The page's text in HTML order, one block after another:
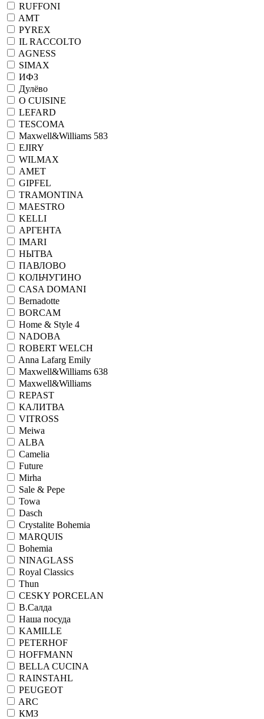
RUFFONI
AMT
PYREX
IL RACCOLTO
AGNESS
SIMAX
ИФЗ
Дулёво
O CUISINE
LEFARD
TESCOMA
Maxwell&Williams 583
EJIRY
WILMAX
АМЕТ
GIPFEL
TRAMONTINA
MAESTRO
KELLI
АРГЕНТА
IMARI
НЫТВА
ПАВЛОВО
КОЛЬЧУГИНО
CASA DOMANI
Bernadotte
BORCAM
Home & Style 4
NADOBA
ROBERT WELCH
Anna Lafarg Emily
Maxwell&Williams 638
Maxwell&Williams
REPAST
КАЛИТВА
VITROSS
Meiwa
ALBA
Camelia
Future
Mirha
Sale & Pepe
Towa
Dasch
Crystalite Bohemia
MARQUIS
Bohemia
NINAGLASS
Royal Classics
Thun
CESKY PORCELAN
В.Салда
Наша посуда
KAMILLE
PETERHOF
HOFFMANN
BELLA CUCINA
RAINSTAHL
PEUGEOT
ARC
КМЗ